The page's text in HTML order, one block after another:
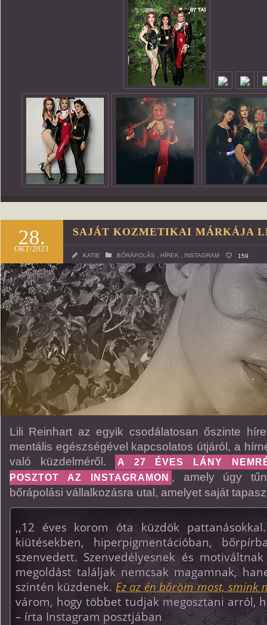
28.
OKT/2023
SAJÁT KOZMETIKAI MÁRKÁJA
KATIE BŐRÁPOLÁS HÍREK INSTAGRAM 159
Lili Reinhart az egyik csodálatosan őszinte
mentális egészségével kapcsolatos útjáról, a
való küzdelméről.
A 27 ÉVES LÁNY
POSZTOT AZ INSTAGRAMON , amely úgy
bőrápolási vállalkozásra utal, amelyet saját
,,12 éves korom óta küzdök
kiütésekben, hiperpigmentációban,
szenvedett. Szenvedélyesnek és
megoldást találjak nemcsak magamnak,
szintén küzdenek. Ez az én bőröm most, smink
várom, hogy többet tudjak megosztani arról,
– írta Instagram posztjában